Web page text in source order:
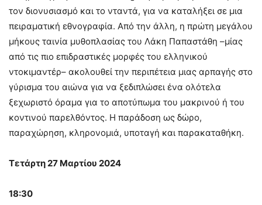
τον διονυσιασμό και το νταντά, για να καταλήξει σε μια
πειραματική εθνογραφία. Από την άλλη, η πρώτη μεγάλου
μήκους ταινία μυθοπλασίας του Λάκη Παπαστάθη –μίας
από τις πιο επιδραστικές μορφές του ελληνικού
ντοκιμαντέρ– ακολουθεί την περιπέτεια μιας αρπαγής στο
γύρισμα του αιώνα για να ξεδιπλώσει ένα ολότελα
ξεχωριστό όραμα για το αποτύπωμα του μακρινού ή του
κοντινού παρελθόντος. Η παράδοση ως δώρο,
παραχώρηση, κληρονομιά, υποταγή και παρακαταθήκη.
Τετάρτη 27 Μαρτίου 2024
18:30